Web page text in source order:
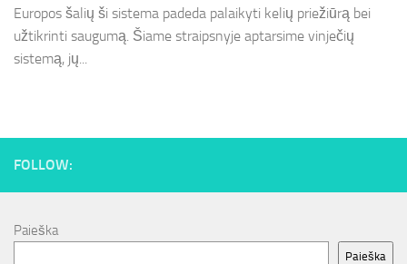
Europos šalių ši sistema padeda palaikyti kelių priežiūrą bei
užtikrinti saugumą. Šiame straipsnyje aptarsime vinječių
sistemą, jų...
FOLLOW:
Paieška
Paieška